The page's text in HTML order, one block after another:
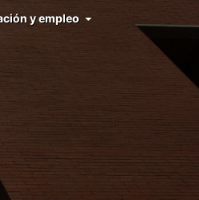
y empleo